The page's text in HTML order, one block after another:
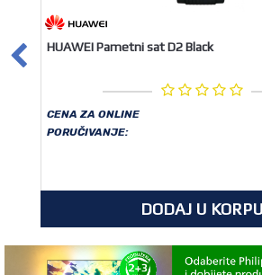
HUAWEI Pametni sat D2 Black
CENA ZA ONLINE
PORUČIVANJE:
DODAJ U KORPU